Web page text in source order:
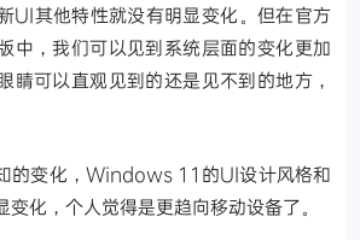
UI其他特性就没有明显变化。但在官方
中，我们可以见到系统层面的变化更加
睛可以直观见到的还是见不到的地方，
的变化，Windows 11的UI设计风格和
化，个人觉得是更趋向移动设备了。